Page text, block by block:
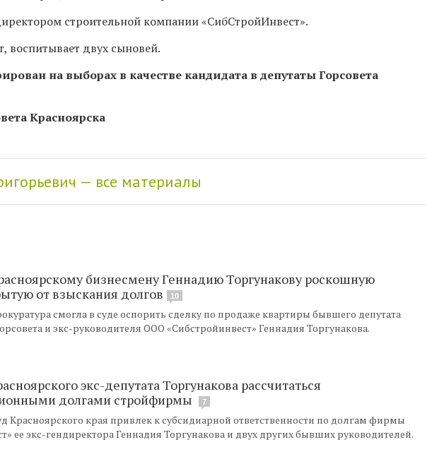
строительной компании «СибСтройИнвест».
воспитывает двух сыновей.
на выборах в качестве кандидата в депутаты Горсовета
Красноярска
— все материалы
бизнесмену Геннадию Торгунакову роскошную
от взыскания долгов
10
смогла в суде оспорить сделку по продаже квартиры бывшего депутата
и экс-руководителя ООО «Сибстройинвест» Геннадия Торгунакова.
экс-депутата Торгунакова рассчитаться
долгами стройфирмы
7
Красноярского края привлек к субсидиарной ответственности по долгам фирмы
ее экс-гендиректора Геннадия Торгунакова и двух других бывших руководителей.